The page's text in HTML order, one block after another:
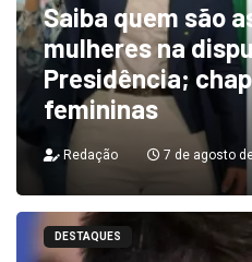
Saiba quem são
mulheres na
Presidência;
femininas
Redação 7 de agosto
DESTAQUES